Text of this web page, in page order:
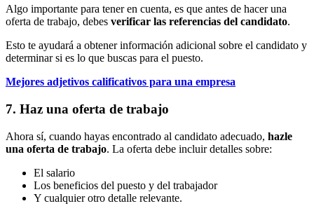
Algo importante para tener en cuenta, es que antes de hacer una
oferta de trabajo, debes verificar las referencias del candidato.
Esto te ayudará a obtener información adicional sobre el candidato y
determinar si es lo que buscas para el puesto.
Mejores adjetivos calificativos para una empresa
7. Haz una oferta de trabajo
Ahora sí, cuando hayas encontrado al candidato adecuado, hazle
una oferta de trabajo. La oferta debe incluir detalles sobre:
El salario
Los beneficios del puesto y del trabajador
Y cualquier otro detalle relevante.